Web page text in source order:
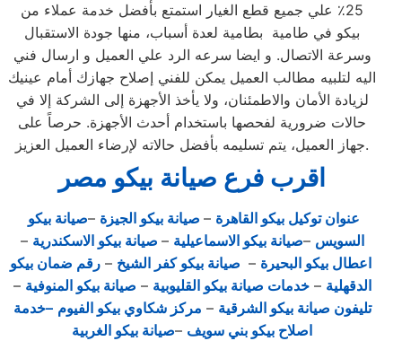
25٪ علي جميع قطع الغيار استمتع بأفضل خدمة عملاء من
بيكو في طامية بطامية لعدة أسباب، منها جودة الاستقبال
وسرعة الاتصال. و ايضا سرعه الرد علي العميل و ارسال فني
اليه لتلبيه مطالب العميل يمكن للفني إصلاح جهازك أمام عينيك
لزيادة الأمان والاطمئنان، ولا يأخذ الأجهزة إلى الشركة إلا في
حالات ضرورية لفحصها باستخدام أحدث الأجهزة. حرصاً على
جهاز العميل، يتم تسليمه بأفضل حالاته لإرضاء العميل العزيز.
اقرب فرع صيانة بيكو مصر
عنوان توكيل بيكو القاهرة – صيانة بيكو الجيزة –صيانة بيكو
السويس –صيانة بيكو الاسماعيلية – صيانة بيكو الاسكندرية –
اعطال بيكو البحيرة – صيانة بيكو كفر الشيخ –رقم ضمان بيكو
الدقهلية –خدمات صيانة بيكو القليوبية – صيانة بيكو المنوفية –
تليفون صيانة بيكو الشرقية – مركز شكاوي بيكو الفيوم –خدمة
اصلاح بيكو بني سويف –صيانة بيكو الغربية